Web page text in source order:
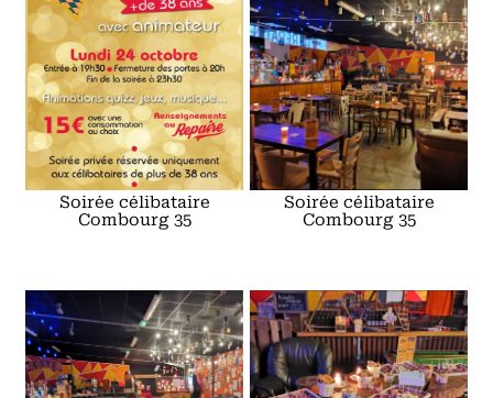
Soirée célibataire
Combourg 35
Soirée célibataire
Combourg 35